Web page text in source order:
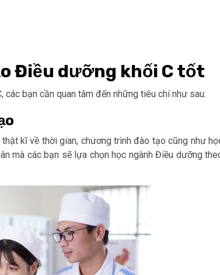
Điều dưỡng khối C tốt
bạn cần quan tâm đến những tiêu chí như sau:
kĩ về thời gian, chương trình đào tạo cũng như
mà các bạn sẽ lựa chọn học ngành Điều dưỡng